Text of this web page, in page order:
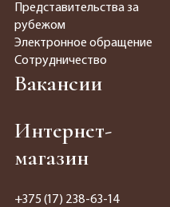
Представительства за
рубежом
Электронное обращение
Сотрудничество
Вакансии
Интернет-
магазин
+375 (17) 238-63-14